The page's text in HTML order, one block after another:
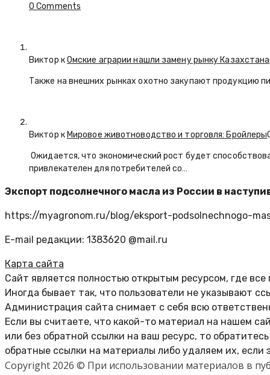
0 Comments
Виктор кОмские аграрии нашли замену рынку Казахстана
Также на внешних рынках охотно закупают продукцию
Виктор к Мировое животноводство и торговля: Бройлеры
Ожидается, что экономический рост будет
привлекателен для потребителей со…
Экспорт подсолнечного масла из России в
https://myagronom.ru/blog/eksport-podsolnechnogo-
E-mail редакции: 1383620 @mail.ru
Карта сайта
Сайт является полностью открытым ресурсом, где
Иногда бывает так, что пользователи не указывают
Администрация сайта снимает с себя всю
Если вы считаете, что какой-то материал на нашем
или без обратной ссылки на ваш ресурс, то
обратные ссылки на материалы либо удаляем их, если
Copyright 2026 © При использовании материалов в